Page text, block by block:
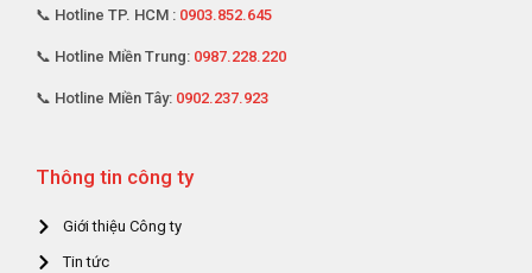
📞 Hotline TP. HCM : 0903.852.645
📞 Hotline Miền Trung: 0987.228.220
📞 Hotline Miền Tây: 0902.237.923
Thông tin công ty
Giới thiệu Công ty
Tin tức